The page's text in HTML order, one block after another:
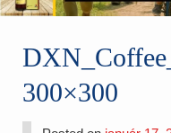
300×300